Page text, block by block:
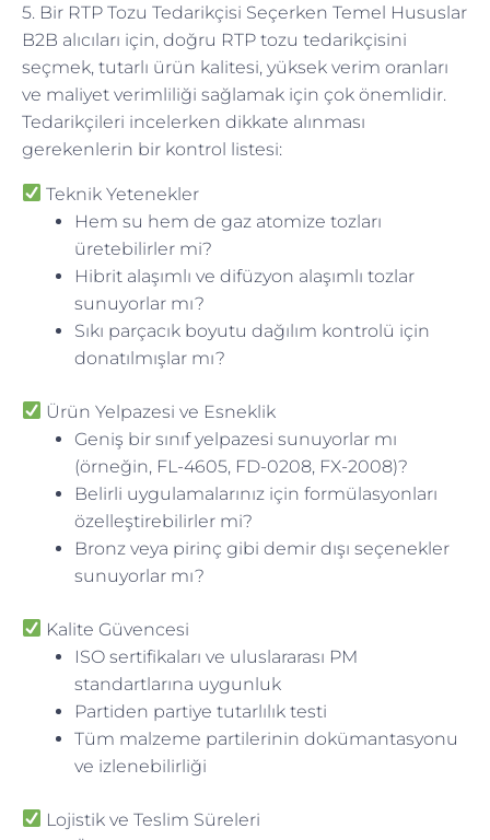
5. Bir RTP Tozu Tedarikçisi Seçerken Temel Hususlar
B2B alıcıları için, doğru RTP tozu tedarikçisini
seçmek, tutarlı ürün kalitesi, yüksek verim oranları
ve maliyet verimliliği sağlamak için çok önemlidir.
Tedarikçileri incelerken dikkate alınması
gerekenlerin bir kontrol listesi:
Teknik Yetenekler
Hem su hem de gaz atomize tozları
üretebilirler mi?
Hibrit alaşımlı ve difüzyon alaşımlı tozlar
sunuyorlar mı?
Sıkı parçacık boyutu dağılım kontrolü için
donatılmışlar mı?
Ürün Yelpazesi ve Esneklik
Geniş bir sınıf yelpazesi sunuyorlar mı
(örneğin, FL-4605, FD-0208, FX-2008)?
Belirli uygulamalarınız için formülasyonları
özelleştirebilirler mi?
Bronz veya pirinç gibi demir dışı seçenekler
sunuyorlar mı?
Kalite Güvencesi
ISO sertifikaları ve uluslararası PM
standartlarına uygunluk
Partiden partiye tutarlılık testi
Tüm malzeme partilerinin dokümantasyonu
ve izlenebilirliği
Lojistik ve Teslim Süreleri